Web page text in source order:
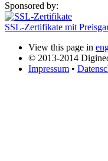
Sponsored by:
SSL-Zertifikate mit
View this page in
© 2013-2014
Impressum •